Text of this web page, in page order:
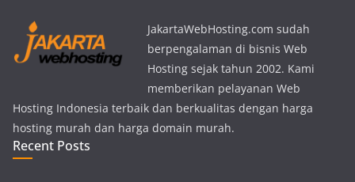
JakartaWebHosting.com sudah
berpengalaman di bisnis Web
Hosting sejak tahun 2002. Kami
memberikan pelayanan Web
Hosting Indonesia terbaik dan berkualitas dengan harga
hosting murah dan harga domain murah.
Recent Posts